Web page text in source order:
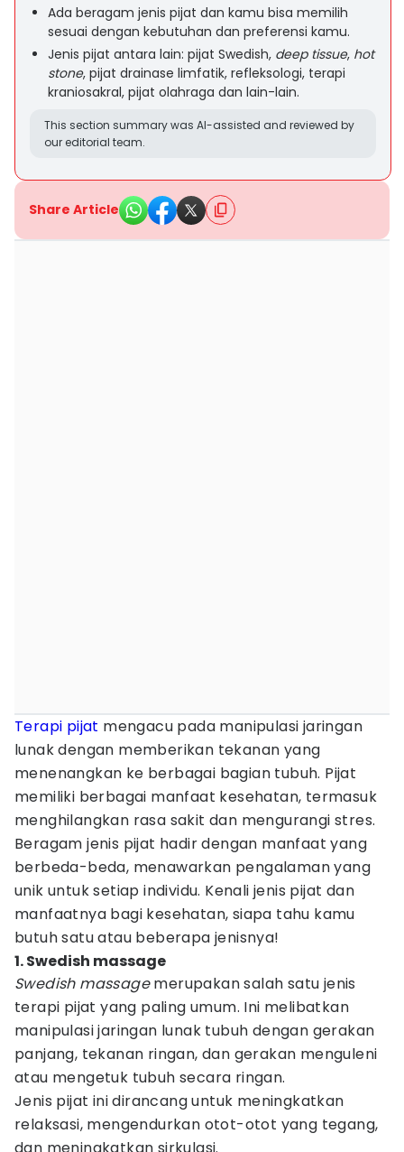
Ada beragam jenis pijat dan kamu bisa memilih
sesuai dengan kebutuhan dan preferensi kamu.
Jenis pijat antara lain: pijat Swedish, deep tissue, hot
stone, pijat drainase limfatik, refleksologi, terapi
kraniosakral, pijat olahraga dan lain-lain.
This section summary was AI-assisted and reviewed by
our editorial team.
Share Article
Terapi pijat mengacu pada manipulasi jaringan
lunak dengan memberikan tekanan yang
menenangkan ke berbagai bagian tubuh. Pijat
memiliki berbagai manfaat kesehatan, termasuk
menghilangkan rasa sakit dan mengurangi stres.
Beragam jenis pijat hadir dengan manfaat yang
berbeda-beda, menawarkan pengalaman yang
unik untuk setiap individu. Kenali jenis pijat dan
manfaatnya bagi kesehatan, siapa tahu kamu
butuh satu atau beberapa jenisnya!
1. Swedish massage
Swedish massagemerupakan salah satu jenis
terapi pijat yang paling umum. Ini melibatkan
manipulasi jaringan lunak tubuh dengan gerakan
panjang, tekanan ringan, dan gerakan menguleni
atau mengetuk tubuh secara ringan.
Jenis pijat ini dirancang untuk meningkatkan
relaksasi, mengendurkan otot-otot yang tegang,